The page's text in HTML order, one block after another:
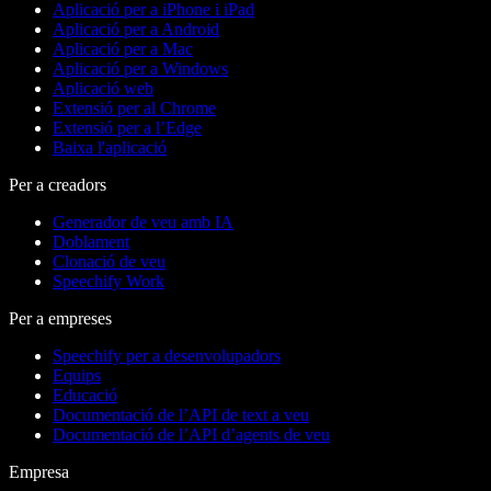
Aplicació per a iPhone i iPad
Aplicació per a Android
Aplicació per a Mac
Aplicació per a Windows
Aplicació web
Extensió per al Chrome
Extensió per a l’Edge
Baixa l'aplicació
Per a creadors
Generador de veu amb IA
Doblament
Clonació de veu
Speechify Work
Per a empreses
Speechify per a desenvolupadors
Equips
Educació
Documentació de l’API de text a veu
Documentació de l’API d’agents de veu
Empresa